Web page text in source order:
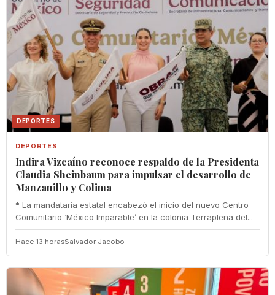
DEPORTES
DEPORTES
Indira Vizcaíno reconoce respaldo de la Presidenta
Claudia Sheinbaum para impulsar el desarrollo de
Manzanillo y Colima
* La mandataria estatal encabezó el inicio del nuevo Centro
Comunitario ‘México Imparable’ en la colonia Terraplena del...
Hace 13 horasSalvador Jacobo